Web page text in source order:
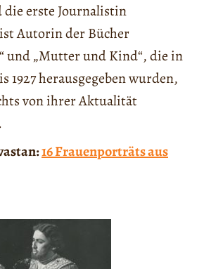
erste Journalistin
Autorin der Bücher
und „Mutter und Kind“, die in
1927 herausgegeben wurden,
von ihrer Aktualität
16 Frauenporträts aus